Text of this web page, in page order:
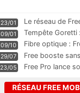
23/01
Le réseau de
m
09/01
Tempête Goretti
09/10
Fibre optique :
pass
29/07
Free booste
23/05 Free Pro lance
RÉSEAU FREE